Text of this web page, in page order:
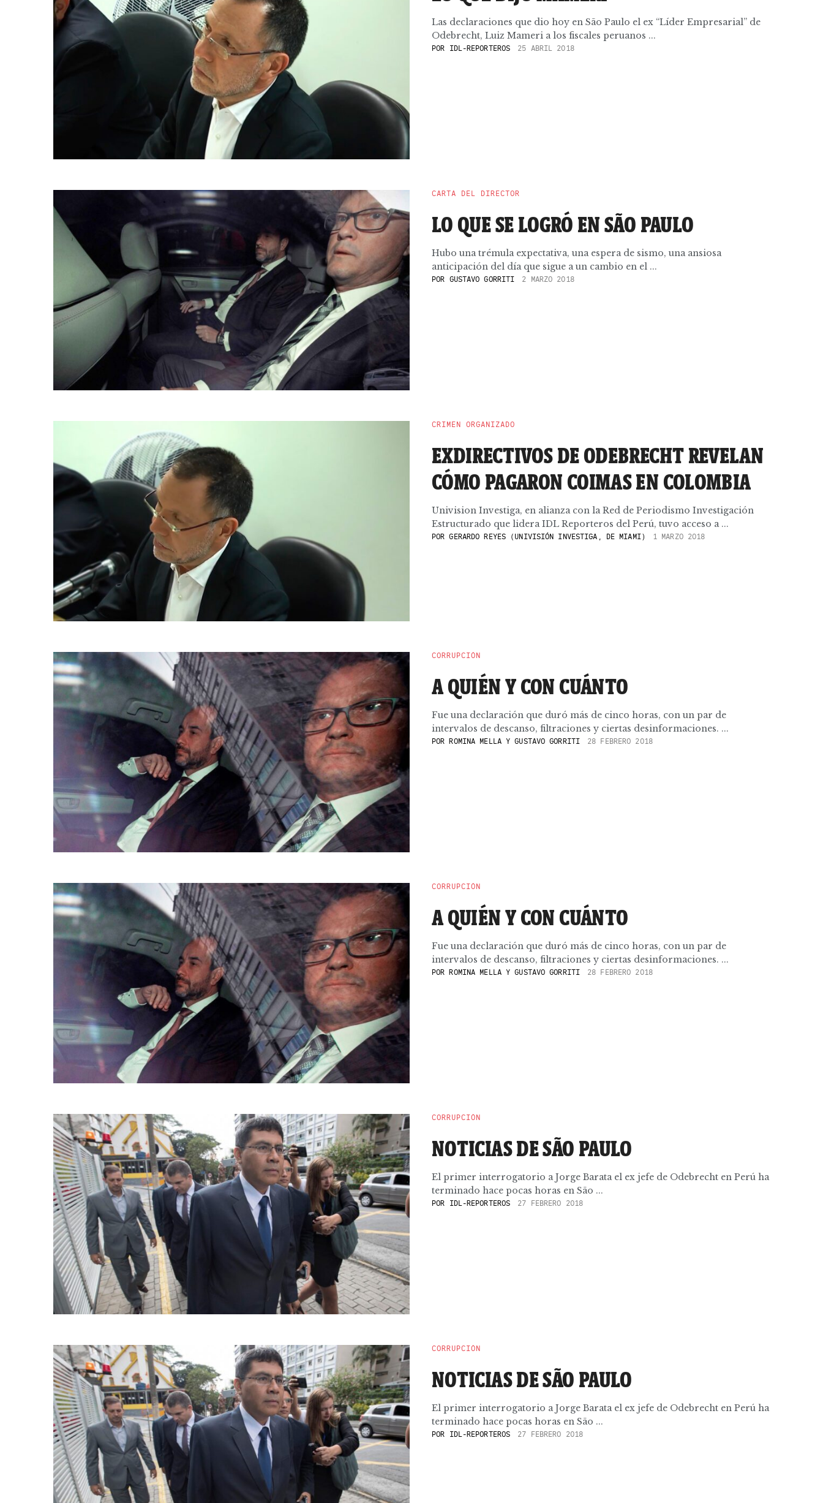
Las declaraciones que dio hoy en São Paulo el ex “Líder Empresarial” de
Odebrecht, Luiz Mameri a los fiscales peruanos ...
POR IDL-REPORTEROS 25 ABRIL 2018
CARTA DEL DIRECTOR
LO QUE SE LOGRÓ EN SÃO PAULO
Hubo una trémula expectativa, una espera de sismo, una ansiosa
anticipación del día que sigue a un cambio en el ...
POR GUSTAVO GORRITI 2 MARZO 2018
CRIMEN ORGANIZADO
EXDIRECTIVOS DE ODEBRECHT REVELAN
CÓMO PAGARON COIMAS EN COLOMBIA
Univision Investiga, en alianza con la Red de Periodismo Investigación
Estructurado que lidera IDL Reporteros del Perú, tuvo acceso a ...
POR GERARDO REYES (UNIVISIÓN INVESTIGA, DE MIAMI) 1 MARZO 2018
CORRUPCIÓN
A QUIÉN Y CON CUÁNTO
Fue una declaración que duró más de cinco horas, con un par de
intervalos de descanso, filtraciones y ciertas desinformaciones. ...
POR ROMINA MELLA Y GUSTAVO GORRITI 28 FEBRERO 2018
CORRUPCIÓN
A QUIÉN Y CON CUÁNTO
Fue una declaración que duró más de cinco horas, con un par de
intervalos de descanso, filtraciones y ciertas desinformaciones. ...
POR ROMINA MELLA Y GUSTAVO GORRITI 28 FEBRERO 2018
CORRUPCIÓN
NOTICIAS DE SÃO PAULO
El primer interrogatorio a Jorge Barata el ex jefe de Odebrecht en Perú ha
terminado hace pocas horas en São ...
POR IDL-REPORTEROS 27 FEBRERO 2018
CORRUPCIÓN
NOTICIAS DE SÃO PAULO
El primer interrogatorio a Jorge Barata el ex jefe de Odebrecht en Perú ha
terminado hace pocas horas en São ...
POR IDL-REPORTEROS 27 FEBRERO 2018